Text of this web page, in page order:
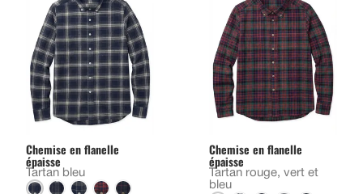
Chemise en flanelle
épaisse
Tartan bleu
Chemise en flanelle
épaisse
Tartan rouge, vert et
bleu